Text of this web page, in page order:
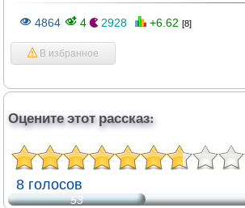
4864 4 2928 +6.62 [8]
В избранное
Оцените этот рассказ:
8 голосов
53